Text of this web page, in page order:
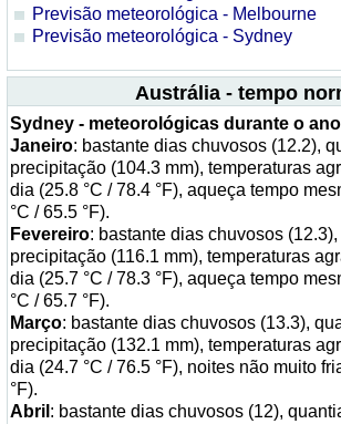
Previsão meteorológica - Melbourne
Previsão meteorológica - Sydney
Austrália - tempo
Sydney - meteorológicas durante o
Janeiro: bastante dias chuvosos (12.2),
precipitação (104.3 mm), temperaturas
dia (25.8 °C / 78.4 °F), aqueça tempo
°C / 65.5 °F).
Fevereiro: bastante dias chuvosos
precipitação (116.1 mm), temperaturas
dia (25.7 °C / 78.3 °F), aqueça tempo
°C / 65.7 °F).
Março: bastante dias chuvosos (13.3),
precipitação (132.1 mm), temperaturas
dia (24.7 °C / 76.5 °F), noites não muito
°F).
Abril : bastante dias chuvosos (12),